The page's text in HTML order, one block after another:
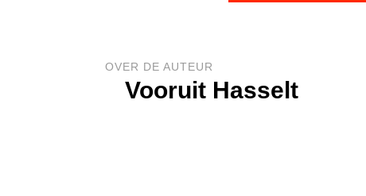
OVER DE AUTEUR
Vooruit Hasselt